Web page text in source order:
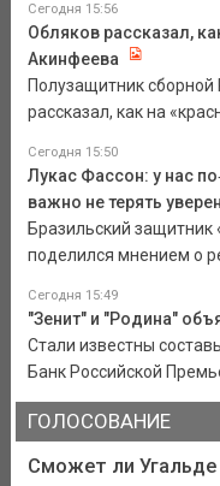
Сегодня 15:56
Обляков рассказал,
Акинфеева
Полузащитник
рассказал, как на
Сегодня 15:50
Лукас Фассон: у нас
важно не терять
Бразильский
поделился мнением о
Сегодня 15:49
"Зенит" и "Родина"
Стали известны
Банк Российской
ГОЛОСОВАНИЕ
Сможет ли